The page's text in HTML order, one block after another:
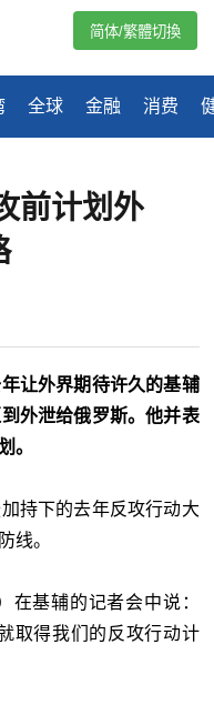
全球 金融 消费
简体/繁體切換
前计划外
让外界期待许久的基辅
外泄给俄罗斯。他并表
。
持下的去年反攻行动大
线。
在基辅的记者会中说：
取得我们的反攻行动计